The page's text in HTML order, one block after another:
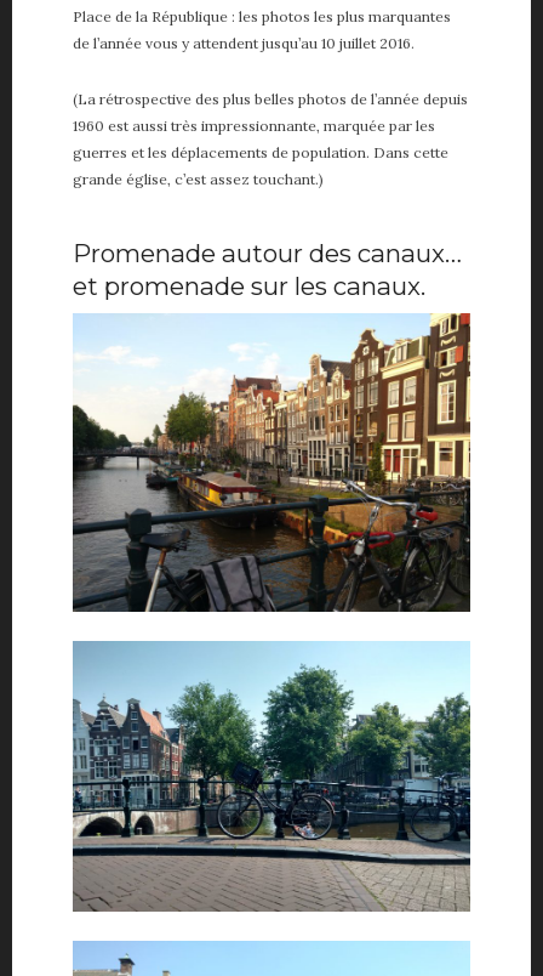
Place de la République : les photos les plus marquantes
de l’année vous y attendent jusqu’au 10 juillet 2016.
(La rétrospective des plus belles photos de l’année depuis
1960 est aussi très impressionnante, marquée par les
guerres et les déplacements de population. Dans cette
grande église, c’est assez touchant.)
Promenade autour des canaux…
et promenade sur les canaux.